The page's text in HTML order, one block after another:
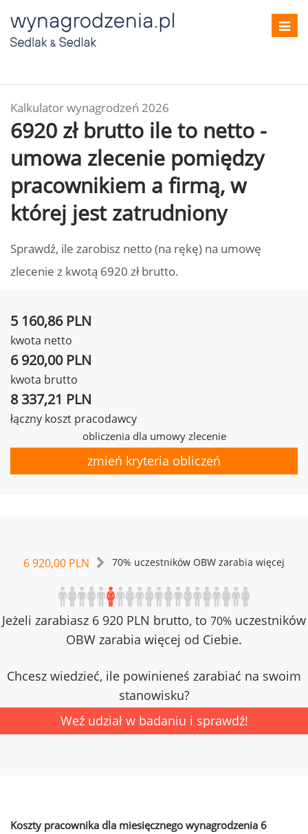
Kalkulator wynagrodzeń 2026
6920 zł brutto ile to netto -
umowa zlecenie pomiędzy
pracownikiem a firmą, w
której jest zatrudniony
Sprawdź, ile zarobisz netto (na rękę) na umowę
zlecenie z kwotą 6920 zł brutto.
5 160,86 PLN
kwota netto
6 920,00 PLN
kwota brutto
8 337,21 PLN
łączny koszt pracodawcy
obliczenia dla umowy zlecenie
zmień kryteria obliczeń
6 920,00 PLN 70% uczestników OBW zarabia więcej
Jeżeli zarabiasz 6 920 PLN brutto, to 70% uczestników
OBW zarabia więcej od Ciebie.
Chcesz wiedzieć, ile powinieneś zarabiać na swoim
stanowisku?
Weź udział w badaniu i sprawdź!
Koszty pracownika dla miesięcznego wynagrodzenia 6